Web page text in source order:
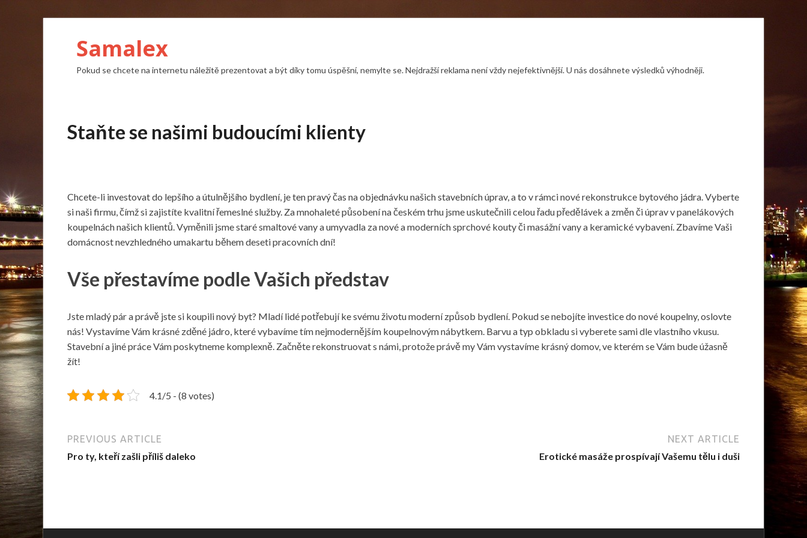
Samalex
Pokud se chcete na internetu náležitě prezentovat a být díky tomu úspěšní, nemylte se. Nejdražší reklama není vždy nejefektivnější. U nás dosáhnete výsledků výhodněji.
Staňte se našimi budoucími klienty
Chcete-li investovat do lepšího a útulnějšího bydlení, je ten pravý čas na objednávku našich stavebních úprav, a to v rámci novérekonstrukce bytového jádra. Vyberte
si naši firmu, čímž si zajistíte kvalitní řemeslné služby. Za mnohaleté působení na českém trhu jsme uskutečnili celou řadu předělávek a změn či úprav v panelákových
koupelnách našich klientů. Vyměnili jsme staré smaltové vany a umyvadla za nové a moderních sprchové kouty či masážní vany a keramické vybavení. Zbavíme Vaši
domácnost nevzhledného umakartu během deseti pracovních dní!
Vše přestavíme podle Vašich představ
Jste mladý pár a právě jste si koupili nový byt? Mladí lidé potřebují ke svému životu moderní způsob bydlení. Pokud se nebojíte investice do nové koupelny, oslovte
nás! Vystavíme Vám krásné zděné jádro, které vybavíme tím nejmodernějším koupelnovým nábytkem. Barvu a typ obkladu si vyberete sami dle vlastního vkusu.
Stavební a jiné práce Vám poskytneme komplexně. Začněte rekonstruovat s námi, protože právě my Vám vystavíme krásný domov, ve kterém se Vám bude úžasně
žít!
4.1/5 - (8 votes)
PREVIOUS ARTICLE
Pro ty, kteří zašli příliš daleko
NEXT ARTICLE
Erotické masáže prospívají Vašemu tělu i duši